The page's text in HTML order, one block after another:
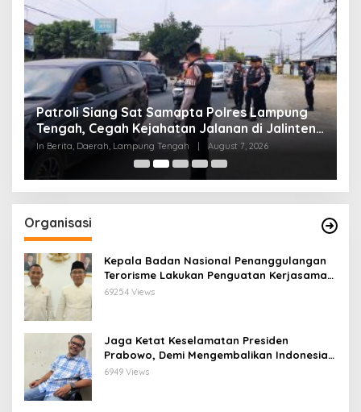
Patroli Siang Sat Samapta Polres Lampung
Tengah, Cegah Kejahatan Jalanan di Jalinteng
Sumatera
In Berita, Daerah, Lampung Tengah August 7, 2026
Organisasi
Kepala Badan Nasional Penanggulangan
Terorisme Lakukan Penguatan Kerjasama
Ketua Pengurus Besar Nahdlatul Ulama
69254 Views
Jaga Ketat Keselamatan Presiden
Prabowo, Demi Mengembalikan Indonesia
Menjadi Macan Asia
6949 Views